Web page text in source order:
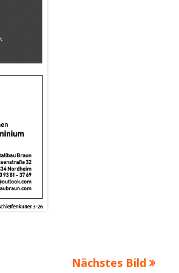
Nächstes Bild